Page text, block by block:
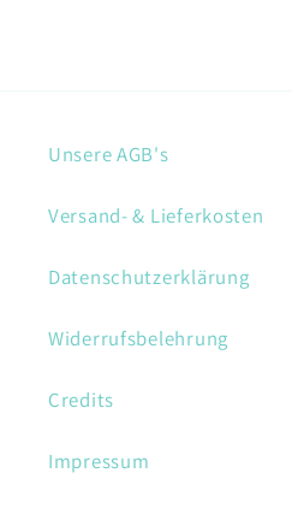
Unsere AGB's
Versand- & Lieferkosten
Datenschutzerklärung
Widerrufsbelehrung
Credits
Impressum